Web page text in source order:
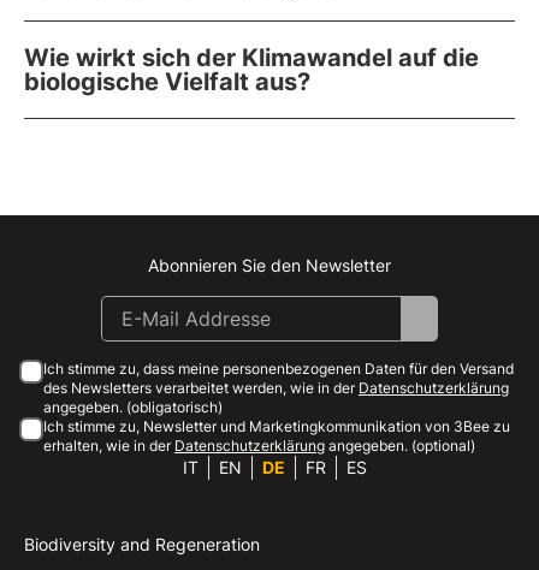
Wie wirkt sich der Klimawandel auf die
biologische Vielfalt aus?
Instagram
Facebook
Linkedin
Youtube
Abonnieren Sie den Newsletter
Ich stimme zu, dass meine personenbezogenen Daten für den Versand
des Newsletters verarbeitet werden, wie in der Datenschutzerklärung
angegeben. (obligatorisch)
Ich stimme zu, Newsletter und Marketingkommunikation von 3Bee zu
erhalten, wie in der Datenschutzerklärung angegeben. (optional)
IT EN DE FR ES
Biodiversity and Regeneration